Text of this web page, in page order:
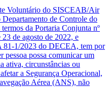
Voluntário do SISCEAB/Air
de Controle do
da Portaria Conjunta nº
de agosto de 2022, e
81-1/2023 do DECEA, tem por
possa comunicar um
ativa, circunstâncias ou
a Segurança Operacional,
Aérea (ANS), não